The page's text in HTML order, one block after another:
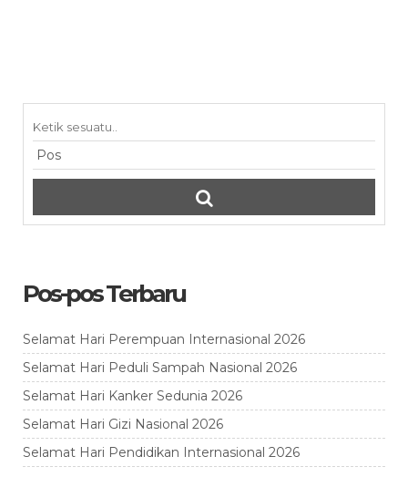
Pos-pos Terbaru
Selamat Hari Perempuan Internasional 2026
Selamat Hari Peduli Sampah Nasional 2026
Selamat Hari Kanker Sedunia 2026
Selamat Hari Gizi Nasional 2026
Selamat Hari Pendidikan Internasional 2026